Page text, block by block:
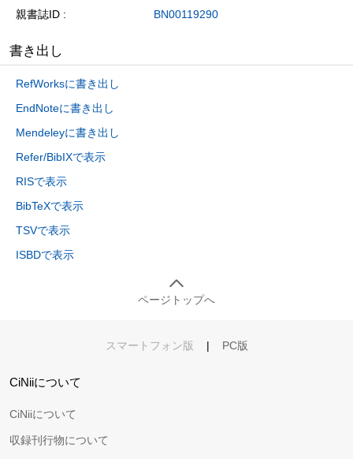
親書誌ID BN00119290
書き出し
RefWorksに書き出し
EndNoteに書き出し
Mendeleyに書き出し
Refer/BibIXで表示
RISで表示
BibTeXで表示
TSVで表示
ISBDで表示
ページトップへ
スマートフォン版 | PC版
CiNiiについて
CiNiiについて
収録刊行物について